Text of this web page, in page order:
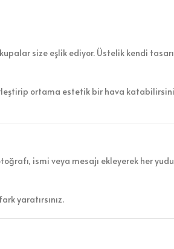
size eşlik ediyor. Üstelik kendi
ortama estetik bir hava
ismi veya mesajı ekleyerek her
yaratırsınız.